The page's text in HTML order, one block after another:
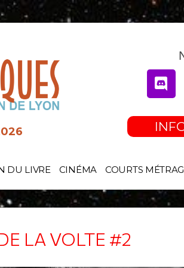
DU LIVRE CINÉMA COURTS
LA VOLTE #2